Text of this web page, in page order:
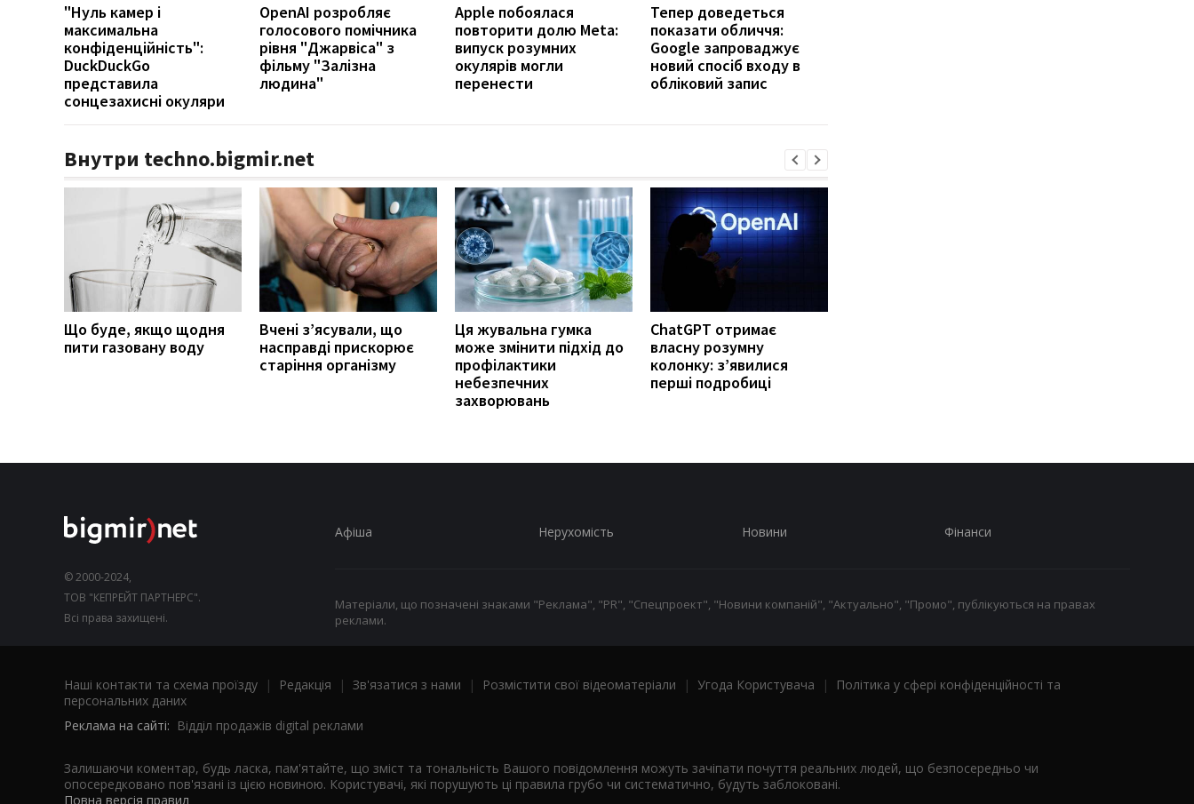
"Нуль камер і
максимальна
конфіденційність":
DuckDuckGo
представила
сонцезахисні окуляри
OpenAI розробляє
голосового помічника
рівня "Джарвіса" з
фільму "Залізна
людина"
Apple побоялася
повторити долю Meta:
випуск розумних
окулярів могли
перенести
Тепер доведеться
показати обличчя:
Google запроваджує
новий спосіб входу в
обліковий запис
Внутри techno.bigmir.net
Що буде, якщо щодня
пити газовану воду
Вчені з’ясували, що
насправді прискорює
старіння організму
Ця жувальна гумка
може змінити підхід до
профілактики
небезпечних
захворювань
ChatGPT отримає
власну розумну
колонку: з’явилися
перші подробиці
© 2000-2024,
ТОВ "КЕПРЕЙТ ПАРТНЕРС".
Всі права захищені.
Афіша Нерухомість Новини Фінанси
Матеріали, що позначені знаками "Реклама", "PR", "Спецпроект", "Новини компаній", "Актуально", "Промо", публікуються на правах
реклами.
Наші контакти та схема проїзду | Редакція | Зв'язатися з нами | Розмістити свої відеоматеріали | Угода Користувача |
Політика у сфері конфіденційності та
персональних даних
Реклама на сайті: Відділ продажів digital реклами
Залишаючи коментар, будь ласка, пам'ятайте, що зміст та тональність Вашого повідомлення можуть зачіпати почуття реальних людей, що безпосередньо чи
опосередковано пов'язані із цією новиною. Користувачі, які порушують ці правила грубо чи систематично, будуть заблоковані.
Повна версія правил